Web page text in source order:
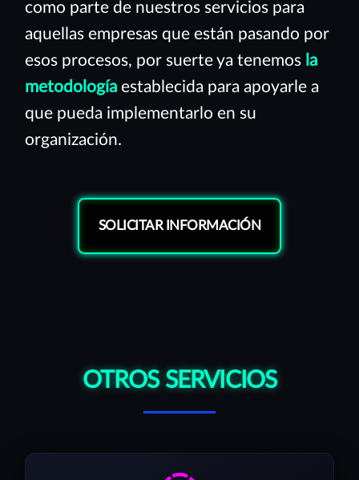
como parte de nuestros servicios para
aquellas empresas que están pasando por
esos procesos, por suerte ya tenemos la
metodología establecida para apoyarle a
que pueda implementarlo en su
organización.
SOLICITAR INFORMACIÓN
OTROS SERVICIOS